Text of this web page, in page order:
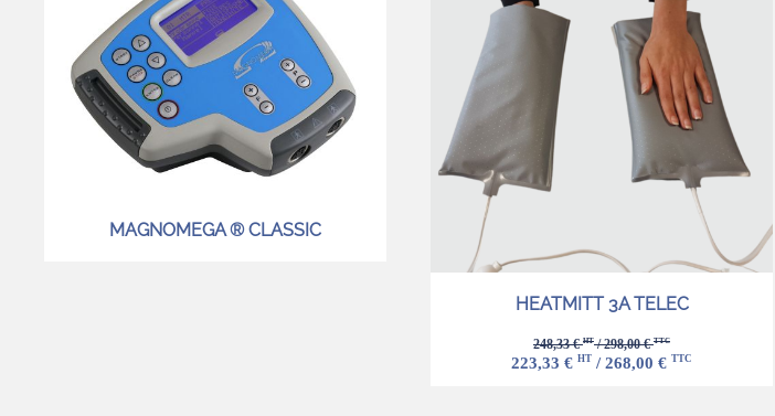
MAGNOMEGA ® CLASSIC
HEATMITT 3A TELEC
248,33 €HT/ 298,00 €TTC
223,33 € HT / 268,00 € TTC